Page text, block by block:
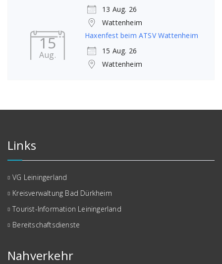
13 Aug. 26
Wattenheim
15
Aug.
Haxenfest beim ATSV Wattenheim
15 Aug. 26
Wattenheim
Links
VG Leiningerland
Kreisverwaltung Bad Dürkheim
Tourist-Information Leiningerland
Bereitschaftsdienste
Nahverkehr